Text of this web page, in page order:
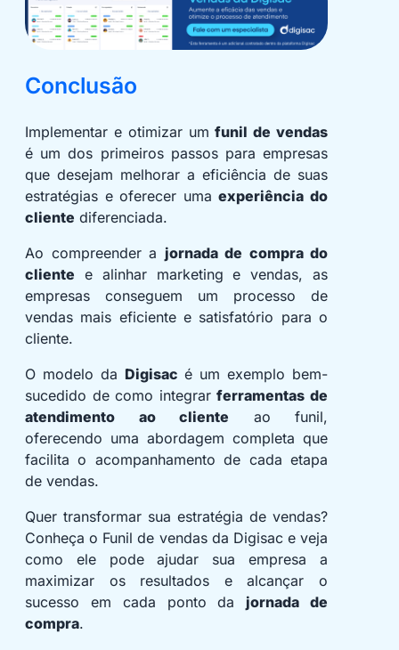
Conclusão
Implementar e otimizar umfunil de vendas
é um dos primeiros passos para empresas
que desejam melhorar a eficiência de suas
estratégias e oferecer umaexperiência do
cliente diferenciada.
Ao compreender a jornada de compra do
cliente e alinhar marketing e vendas, as
empresas conseguem um processo de
vendas mais eficiente e satisfatório para o
cliente.
O modelo da Digisac é um exemplo bem-
sucedido de como integrarferramentas de
atendimento ao cliente ao funil,
oferecendo uma abordagem completa que
facilita o acompanhamento de cada etapa
de vendas.
Quer transformar sua estratégia de vendas?
Conheça o Funil de vendas da Digisac e veja
como ele pode ajudar sua empresa a
maximizar os resultados e alcançar o
sucesso em cada ponto da jornada de
compra.